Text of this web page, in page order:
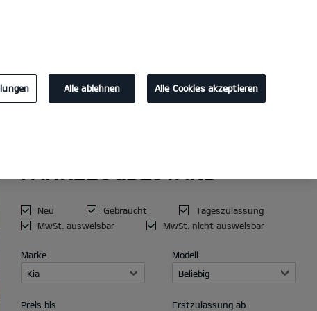
MEHR ERFAHREN
Neu Gebraucht
Tageszulassung
MwSt. ausweisbar
MwSt. nicht ausweisbar
Marke
Kia
Modell
Beliebig
Preis bis
Erstzulassung ab
Alle ablehnen Alle Cookies akzeptieren